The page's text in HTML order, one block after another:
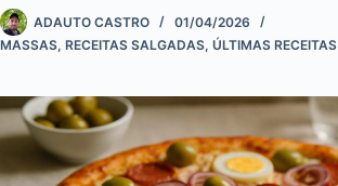
ADAUTO CASTRO
01/04/2026
MASSAS, RECEITAS SALGADAS, ÚLTIMAS RECEITAS